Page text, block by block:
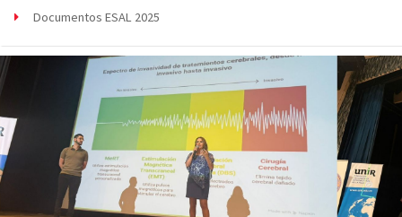
Documentos ESAL 2025